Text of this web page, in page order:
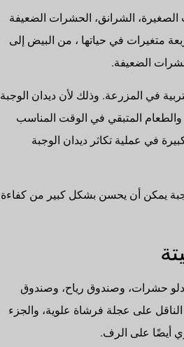
الصغيرة، الشرانق، الحشرات الضعيفة
متغيرات في حياتها ، من البيض إلى
الضعيفة.
في المزرعة. وذلك لأن ديدان الوجبة
المتبقي في الوقت المناسب
في عملية تكاثر ديدان الوجبة
يمكن أن يحسن بشكل كبير من كفاءة
حشرات، وصندوق رياح، وصندوق
على عجلة فرشاة علوية، والجزء
أيضًا على الرف.